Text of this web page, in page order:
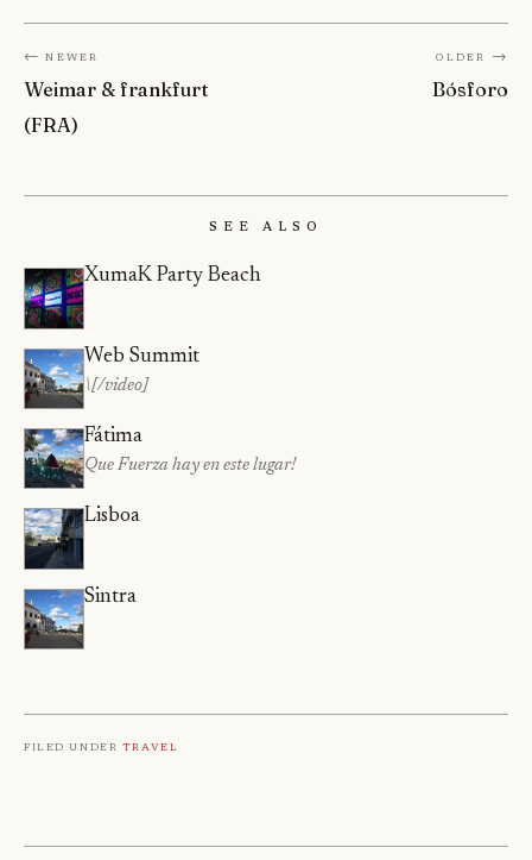
← Newer
Weimar & frankfurt
(FRA)
Older →
Bósforo
See Also
XumaK Party Beach
Web Summit
\[/video]
Fátima
Que Fuerza hay en este lugar!
Lisboa
Sintra
Filed under Travel